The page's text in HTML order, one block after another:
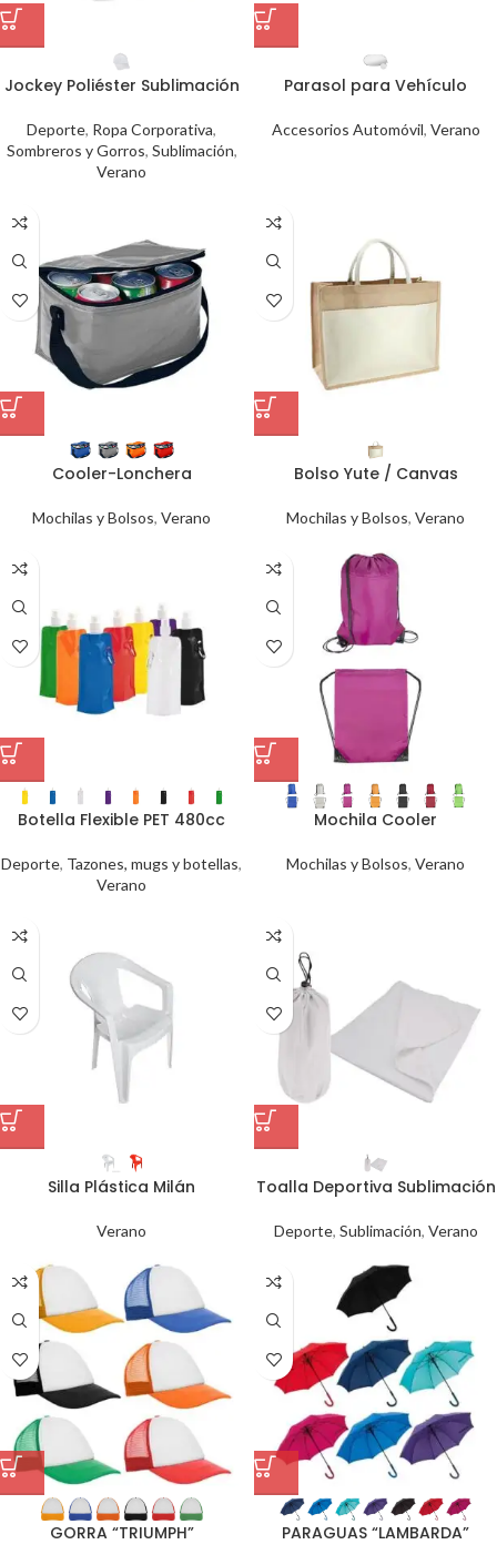
Jockey Poliéster Sublimación
Deporte, Ropa Corporativa,
Sombreros y Gorros, Sublimación,
Verano
Parasol para Vehículo
Accesorios Automóvil, Verano
Cooler-Lonchera
Mochilas y Bolsos, Verano
Bolso Yute / Canvas
Mochilas y Bolsos, Verano
Botella Flexible PET 480cc
Deporte, Tazones, mugs y botellas,
Verano
Mochila Cooler
Mochilas y Bolsos, Verano
Silla Plástica Milán
Verano
Toalla Deportiva Sublimación
Deporte, Sublimación, Verano
GORRA “TRIUMPH” PARAGUAS “LAMBARDA”